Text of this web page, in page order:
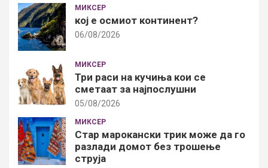
МИКСЕР
кој е осмиот континент?
06/08/2026
МИКСЕР
Три раси на кучиња кои се
сметаат за најпослушни
05/08/2026
МИКСЕР
Стар марокански трик може да го
разлади домот без трошење
струја